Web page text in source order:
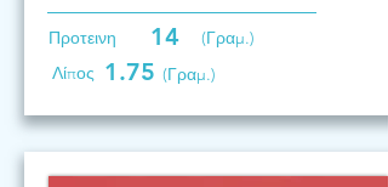
Προτεινη 14
(Γραμ.)
Λίπος 1.75 (Γραμ.)